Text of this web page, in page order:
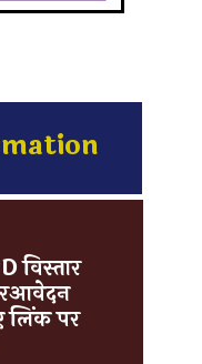
विस्तार
लिंक पर